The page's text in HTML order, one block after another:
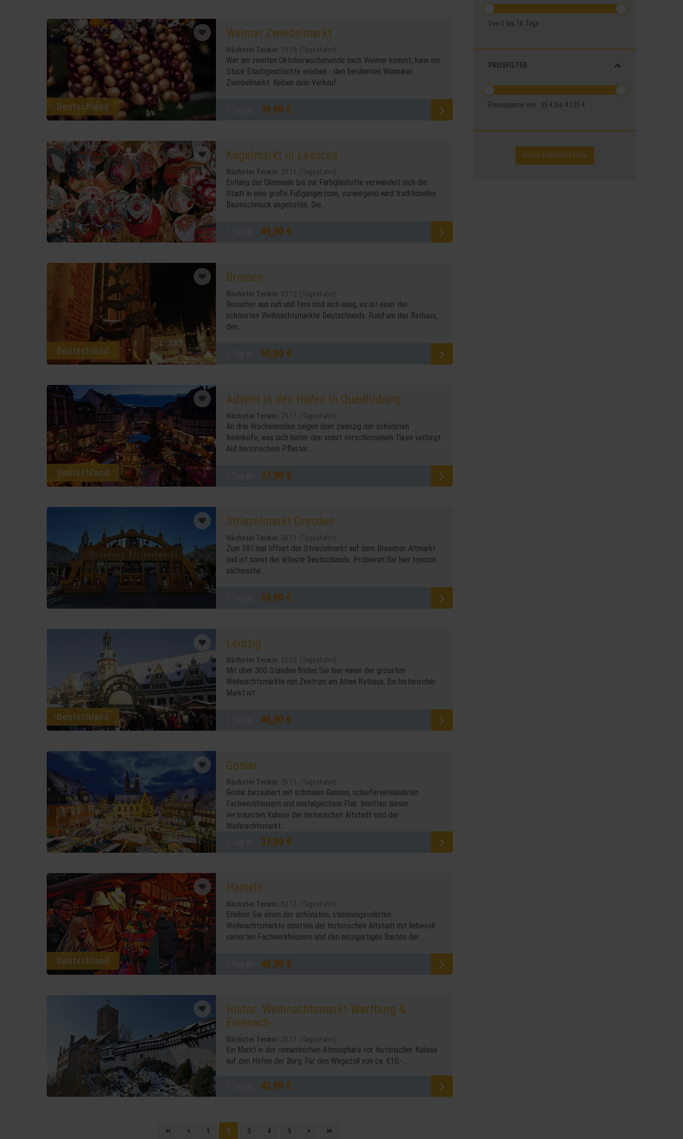
Deutschland
Weimar Zwiebelmarkt
Nächster Termin: 10.10. (Tagesfahrt)
Wer am zweiten Oktoberwochenende nach Weimar kommt, kann ein
Stück Stadtgeschichte erleben - den berühmten Weimarer
Zwiebelmarkt. Neben dem Verkauf...
39,00 €
Kugelmarkt in Lauscha
Nächster Termin: 29.11. (Tagesfahrt)
Entlang der Glasmeile bis zur Farbglashütte verwandelt sich die
Stadt in eine große Fußgängerzone, vorwiegend wird traditioneller
Baumschmuck angeboten. Die...
49,00 €
Deutschland
Bremen
Nächster Termin: 03.12. (Tagesfahrt)
Besucher aus nah und fern sind sich einig, es ist einer der
schönsten Weihnachtsmärkte Deutschlands. Rund um das Rathaus,
den...
50,00 €
Deutschland
Advent in den Höfen in Quedlinburg
Nächster Termin: 29.11. (Tagesfahrt)
An drei Wochenenden zeigen über zwanzig der schönsten
Innenhöfe, was sich hinter den sonst verschlossenen Türen verbirgt.
Auf historischem Pflaster...
37,00 €
Striezelmarkt Dresden
Nächster Termin: 30.11. (Tagesfahrt)
Zum 591.mal öffnet der Striezelmarkt auf dem Dresdner Altmarkt
und ist somit der älteste Deutschlands. Probieren Sie hier typisch
sächsische...
50,00 €
Deutschland
Leipzig
Nächster Termin: 02.12. (Tagesfahrt)
Mit über 300 Ständen finden Sie hier einen der grössten
Weihnachtsmärkte mit Zentrum am Alten Rathaus. Ein historischer
Markt ist...
46,00 €
Goslar
Nächster Termin: 26.11. (Tagesfahrt)
Goslar bezaubert mit schmalen Gassen, schieferverkleideten
Fachwerkhäusern und nostalgischem Flair. Inmitten dieser
verträumten Kulisse der historischen Altstadt sind der
Weihnachtsmarkt...
37,00 €
Deutschland
Hameln
Nächster Termin: 02.12. (Tagesfahrt)
Erleben Sie einen der schönsten, stimmungsvollsten
Weihnachtsmärkte inmitten der historischen Altstadt mit liebevoll
sanierten Fachwerkhäusern und den einzigartigen Bauten der...
48,00 €
Histor. Weihnachtsmarkt Wartburg &
Eisenach
Nächster Termin: 28.11. (Tagesfahrt)
Ein Markt in der romantischen Atmosphäre vor historischer Kulisse
auf den Höfen der Burg. Für den Wegezoll von ca. €10,-...
42,00 €
1 2 3 4 5
Von 1 bis 16 Tage
PREISFILTER
Preisspanne von : 35 € bis 4.125 €